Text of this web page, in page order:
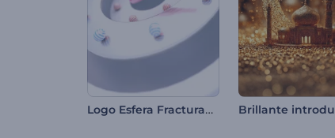
Logo Esfera Fracturada